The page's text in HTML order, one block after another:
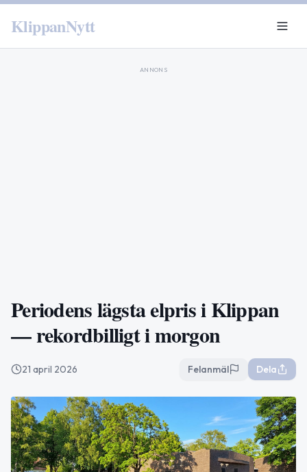
KlippanNytt
ANNONS
Periodens lägsta elpris i Klippan
— rekordbilligt i morgon
21 april 2026 Felanmäl Dela